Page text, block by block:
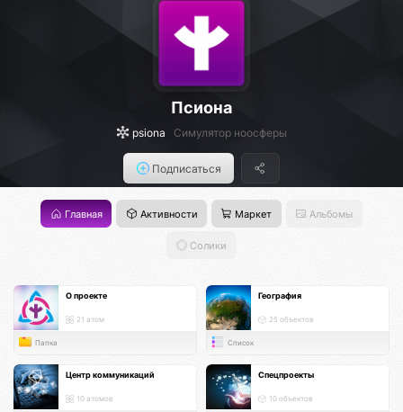
Псиона
psiona Cимулятор ноосферы
Подписаться
Главная Активности Маркет Альбомы
Солики
О проекте
21 атом
Папка
География
25 объектов
Список
Центр коммуникаций
10 атомов
Спецпроекты
10 объектов